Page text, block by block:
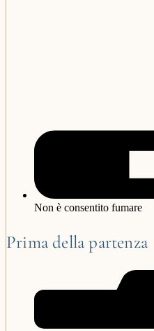
Non è consentito fumare
Prima della partenza